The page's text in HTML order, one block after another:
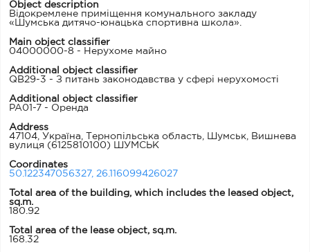
Object description
Відокремлене приміщення комунального закладу
«Шумська дитячо-юнацька спортивна школа».
Main object classifier
04000000-8 - Нерухоме майно
Additional object classifier
QB29-3 - З питань законодавства у сфері нерухомості
Additional object classifier
PA01-7 - Оренда
Address
47104, Україна, Тернопільська область, Шумськ, Вишнева
вулиця (6125810100) ШУМСЬК
Coordinates
50.122347056327, 26.116099426027
Total area of ​​the building, which includes the leased object,
sq.m.
180.92
Total area of the lease object, sq.m.
168.32